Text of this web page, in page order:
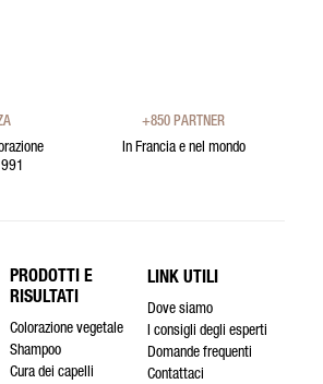
+850 PARTNER
In Francia e nel mondo
PRODOTTI E
RISULTATI
Colorazione vegetale
Shampoo
Cura dei capelli
LINK UTILI
Dove siamo
I consigli degli esperti
Domande frequenti
Contattaci